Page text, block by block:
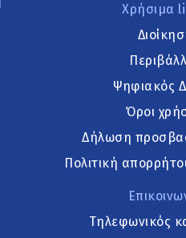
Χρήσιμα
Ψηφιακός
Όροι
Δήλωση
Πολιτική
Τηλεφωνικός